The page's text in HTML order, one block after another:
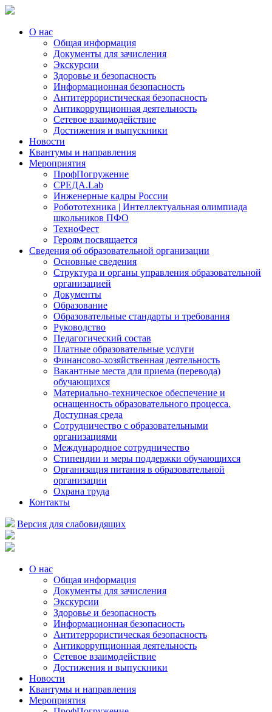
О нас
Общая информация
Документы для зачисления
Экскурсии
Здоровье и безопасность
Информационная безопасность
Антитеррористическая безопасность
Антикоррупционная деятельность
Сетевое взаимодействие
Достижения и выпускники
Новости
Квантумы и направления
Мероприятия
ПрофПогружение
СРЕДА.Lab
Инженерные кадры России
Робототехника | Интеллектуальная олимпиада
школьников ПФО
ТехноФест
Героям посвящается
Сведения об образовательной организации
Основные сведения
Структура и органы управления образовательной
организацией
Документы
Образование
Образовательные стандарты и требования
Руководство
Педагогический состав
Платные образовательные услуги
Финансово-хозяйственная деятельность
Вакантные места для приема (перевода)
обучающихся
Материально-техническое обеспечение и
оснащенность образовательного процесса.
Доступная среда
Сотрудничество с образовательными
организациями
Международное сотрудничество
Стипендии и меры поддержки обучающихся
Организация питания в образовательной
организации
Охрана труда
Контакты
Версия для слабовидящих
О нас
Общая информация
Документы для зачисления
Экскурсии
Здоровье и безопасность
Информационная безопасность
Антитеррористическая безопасность
Антикоррупционная деятельность
Сетевое взаимодействие
Достижения и выпускники
Новости
Квантумы и направления
Мероприятия